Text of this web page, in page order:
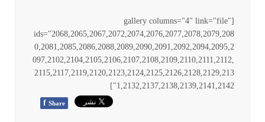
[gallery columns="4" link="file"
ids="2068,2065,2067,2072,2074,2076,2077,2078,2079,208
0,2081,2085,2086,2088,2089,2090,2091,2092,2094,2095,2
097,2102,2104,2105,2106,2107,2108,2109,2110,2111,2112,
2115,2117,2119,2120,2123,2124,2125,2126,2128,2129,213
1,2132,2137,2138,2139,2141,2142"]
f Share